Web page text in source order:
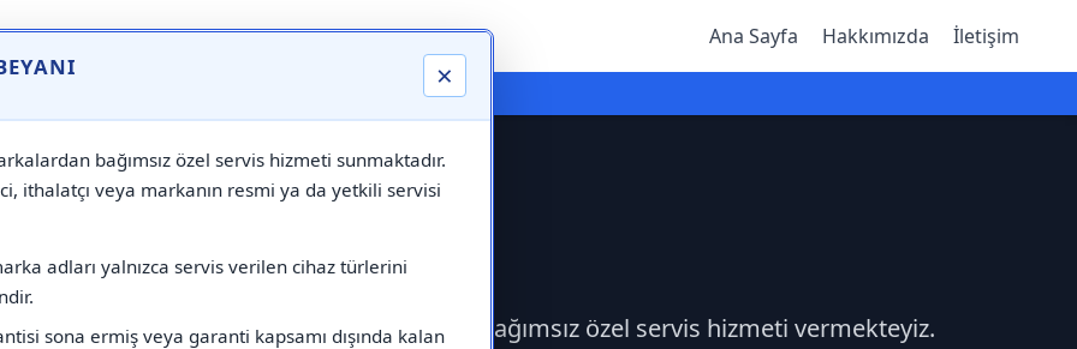
×
bağımsız özel servis hizmeti sunmaktadır.
ithalatçı veya markanın resmi ya da yetkili servisi
adları yalnızca servis verilen cihaz türlerini
sona ermiş veya garanti kapsamı dışında kalan
Ana Sayfa Hakkımızda İletişim
⚠️ Markadan Bağımsız "Özel Servis" Hizmeti
Servisi
Miele Servisi çağırabilirsiniz.Markadan bağımsız özel servis hizmeti vermekteyiz.